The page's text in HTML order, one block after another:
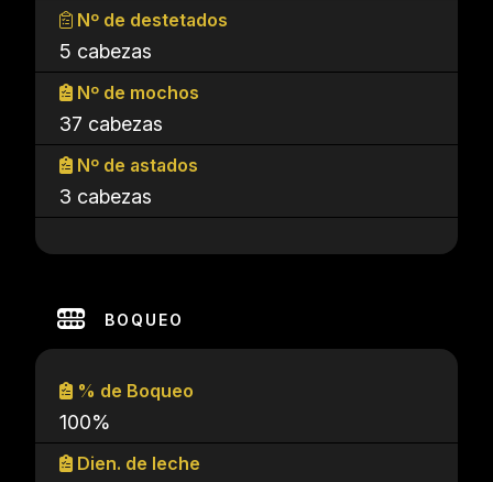
Nº de destetados
5 cabezas
Nº de mochos
37 cabezas
Nº de astados
3 cabezas
BOQUEO
% de Boqueo
100%
Dien. de leche